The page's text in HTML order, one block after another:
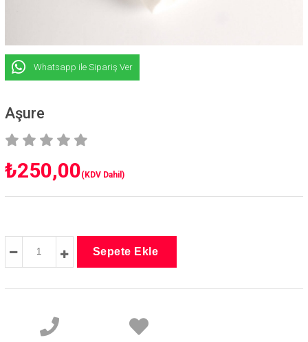
Whatsapp ile Sipariş Ver
Aşure
₺250,00(KDV Dahil)